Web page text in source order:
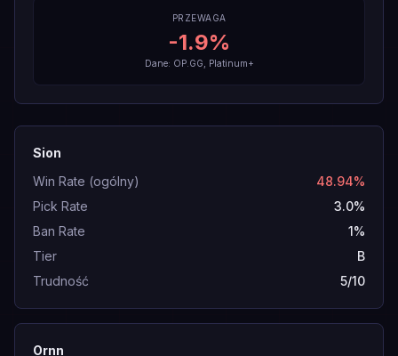
PRZEWAGA
-1.9%
Dane: OP.GG, Platinum+
Sion
Win Rate (ogólny)
48.94%
Pick Rate
3.0%
Ban Rate
1%
Tier
B
Trudność
5/10
Ornn